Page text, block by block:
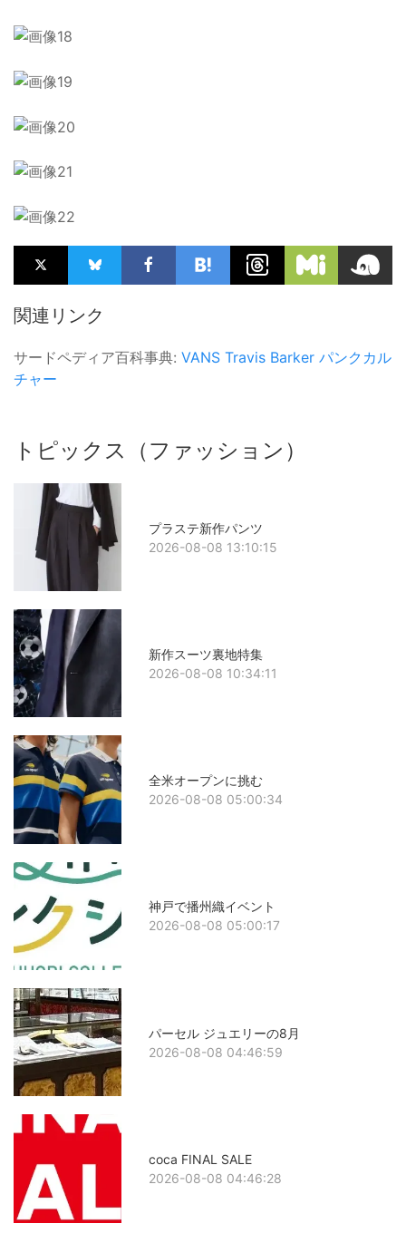
関連リンク
サードペディア百科事典: VANS Travis Barker パンクカル
チャー
トピックス（ファッション）
プラステ新作パンツ
2026-08-08 13:10:15
新作スーツ裏地特集
2026-08-08 10:34:11
全米オープンに挑む
2026-08-08 05:00:34
神戸で播州織イベント
2026-08-08 05:00:17
パーセル ジュエリーの8月
2026-08-08 04:46:59
coca FINAL SALE
2026-08-08 04:46:28